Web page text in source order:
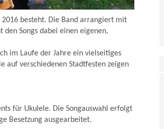
2016 besteht. Die Band arrangiert mit
Songs dabei einen eigenen,
im Laufe der Jahre ein vielseitiges
auf verschiedenen Stadtfesten zeigen
für Ukulele. Die Songauswahl erfolgt
Besetzung ausgearbeitet.